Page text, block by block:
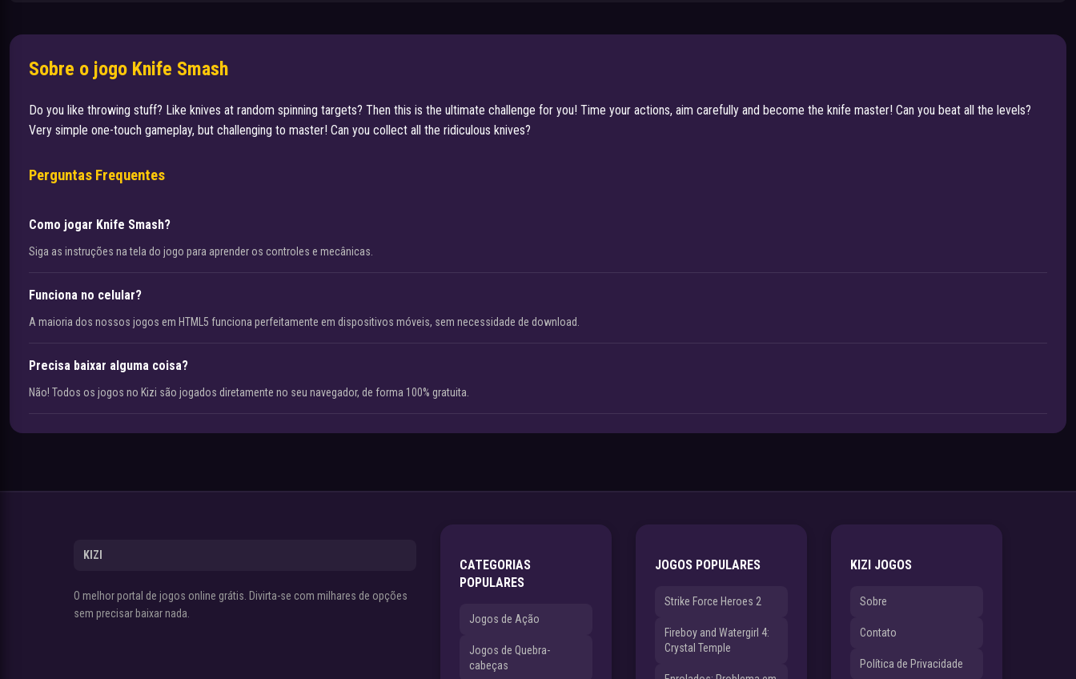
Sobre o jogo Knife Smash
Do you like throwing stuff? Like knives at random spinning targets? Then this is the ultimate challenge for you! Time your actions, aim carefully and become the knife master! Can you beat all the levels?
Very simple one-touch gameplay, but challenging to master! Can you collect all the ridiculous knives?
Perguntas Frequentes
Como jogar Knife Smash?
Siga as instruções na tela do jogo para aprender os controles e mecânicas.
Funciona no celular?
A maioria dos nossos jogos em HTML5 funciona perfeitamente em dispositivos móveis, sem necessidade de download.
Precisa baixar alguma coisa?
Não! Todos os jogos no Kizi são jogados diretamente no seu navegador, de forma 100% gratuita.
KIZI
O melhor portal de jogos online grátis. Divirta-se com milhares de opções
sem precisar baixar nada.
CATEGORIAS
POPULARES
Jogos de Ação
Jogos de Quebra-
cabeças
JOGOS POPULARES
Strike Force Heroes 2
Fireboy and Watergirl 4:
Crystal Temple
KIZI JOGOS
Sobre
Contato
Política de Privacidade